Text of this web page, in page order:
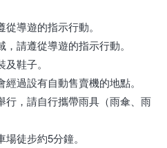
導遊的指示行動。
請遵從導遊的指示行動。
鞋子。
過設有自動售賣機的地點。
行，請自行攜帶雨具（雨傘、雨
徒步約5分鐘。